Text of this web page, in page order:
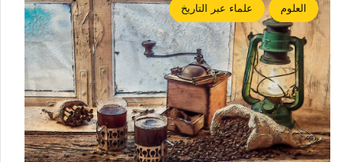
العلوم علماء عبر التاريخ